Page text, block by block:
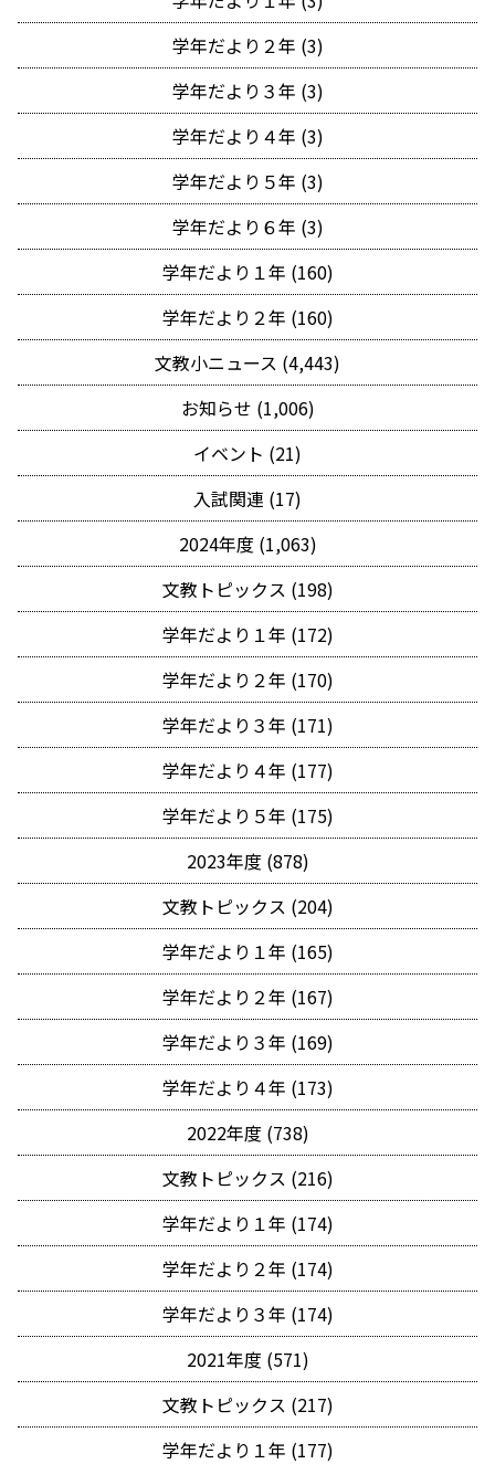
学年だより２年 (3)
学年だより３年 (3)
学年だより４年 (3)
学年だより５年 (3)
学年だより６年 (3)
学年だより１年 (160)
学年だより２年 (160)
文教小ニュース (4,443)
お知らせ (1,006)
イベント (21)
入試関連 (17)
2024年度 (1,063)
文教トピックス (198)
学年だより１年 (172)
学年だより２年 (170)
学年だより３年 (171)
学年だより４年 (177)
学年だより５年 (175)
2023年度 (878)
文教トピックス (204)
学年だより１年 (165)
学年だより２年 (167)
学年だより３年 (169)
学年だより４年 (173)
2022年度 (738)
文教トピックス (216)
学年だより１年 (174)
学年だより２年 (174)
学年だより３年 (174)
2021年度 (571)
文教トピックス (217)
学年だより１年 (177)